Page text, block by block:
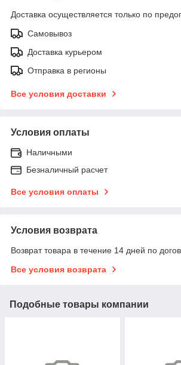
Доставка осуществляется только по
Самовывоз
Доставка курьером
Отправка в регионы
Все условия доставки
Условия оплаты
Наличными
Безналичный расчет
Все условия оплаты
Условия возврата
Возврат товара в течение 14 дней по
Все условия возврата
Подобные товары компании